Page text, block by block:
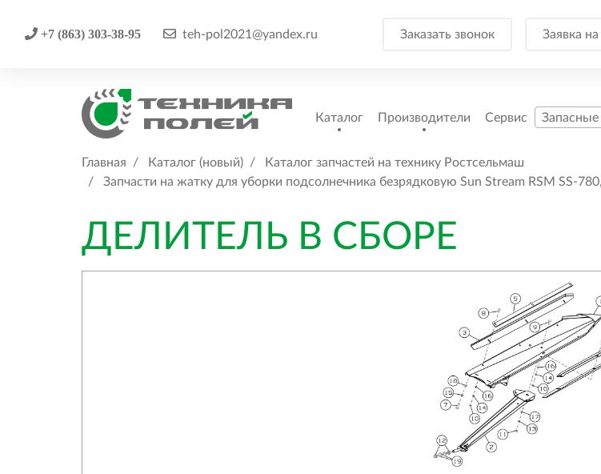
+7 (863) 303-38-95 teh-pol2021@yandex.ru Заказать звонок Заявка
Каталог Производители Сервис Запасные
Главная Каталог (новый)
Каталог запчастей на технику Ростсельмаш
Запчасти на жатку для уборки подсолнечника безрядковую Sun Stream RSM SS-
ДЕЛИТЕЛЬ В СБОРЕ